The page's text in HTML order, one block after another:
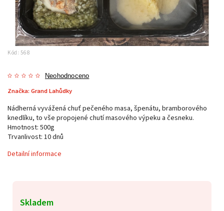
Kód: 568
Neohodnoceno
Značka: Grand Lahůdky
Skladem
Nádherná vyvážená chuť pečeného masa, špenátu, bramborového
knedlíku, to vše propojené chutí masového výpeku a česneku.
Hmotnost: 500g
Trvanlivost: 10 dnů
Detailní informace